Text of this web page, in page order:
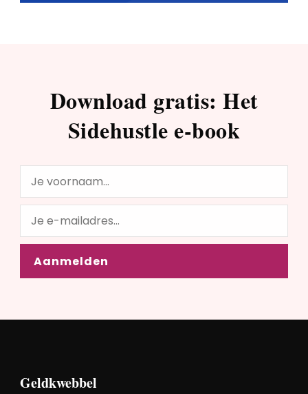
Download gratis: Het
Sidehustle e-book
Geldkwebbel